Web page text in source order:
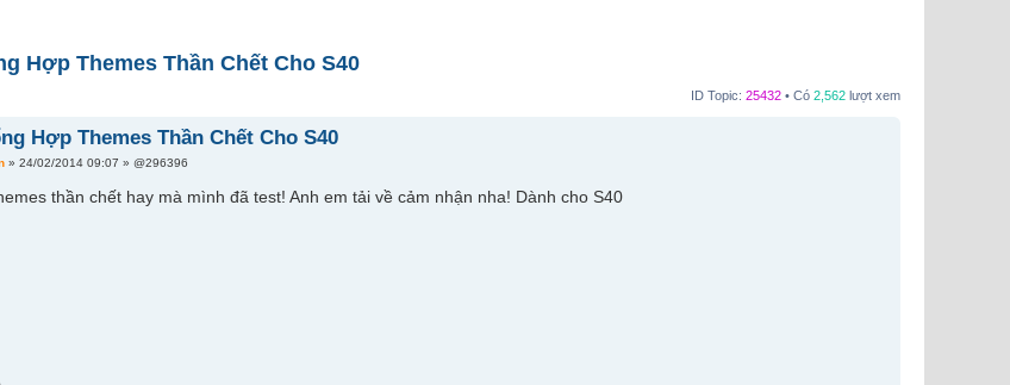
Hợp Themes Thần Chết Cho S40
ID Topic: 25432 • Có 2,562 lượt xem
Hợp Themes Thần Chết Cho S40
» 24/02/2014 09:07 » @296396
thần chết hay mà mình đã test! Anh em tải về cảm nhận nha! Dành cho S40